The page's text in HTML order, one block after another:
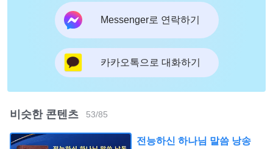
Messenger로 연락하기
카카오톡으로 대화하기
비슷한 콘텐츠 53/85
전능하신 하나님 말씀 낭송